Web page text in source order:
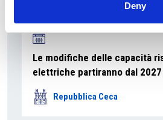
Deny
Le modifiche delle capacità
elettriche partiranno dal 2027
Repubblica Ceca